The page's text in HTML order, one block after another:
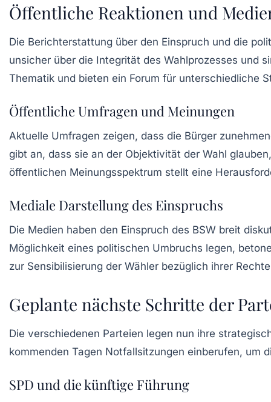
Öffentliche Reaktionen und
Die Berichterstattung über den Einspruch und die
unsicher über die Integrität des Wahlprozesses und
Thematik und bieten ein Forum für unterschiedliche
Öffentliche Umfragen und Meinungen
Aktuelle Umfragen zeigen, dass die Bürger
gibt an, dass sie an der Objektivität der Wahl
öffentlichen Meinungsspektrum stellt eine
Mediale Darstellung des Einspruchs
Die Medien haben den Einspruch des BSW breit
Möglichkeit eines politischen Umbruchs legen,
zur Sensibilisierung der Wähler bezüglich ihrer
Geplante nächste Schritte der
Die verschiedenen Parteien legen nun ihre
kommenden Tagen Notfallsitzungen einberufen, um
SPD und die künftige Führung